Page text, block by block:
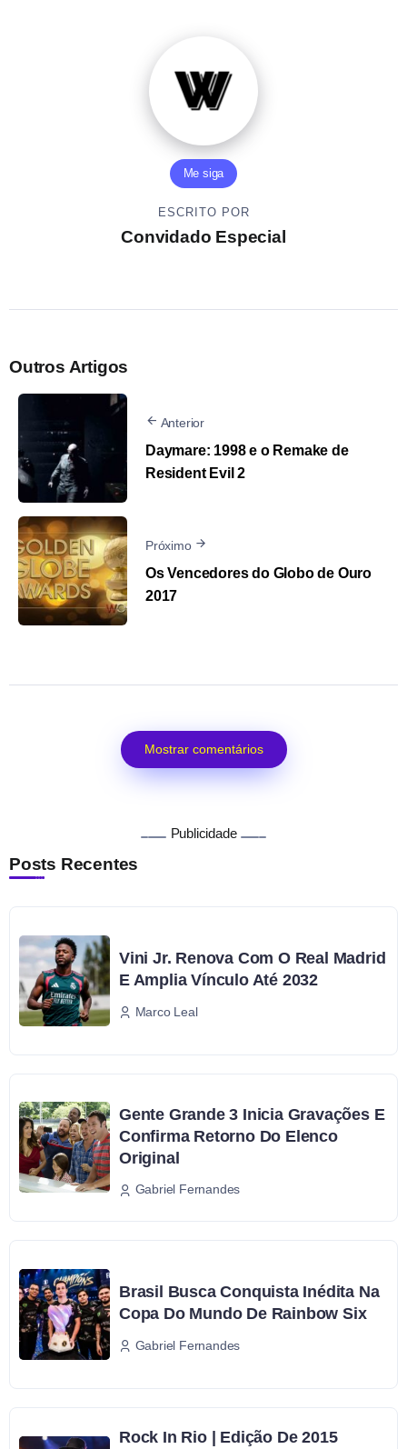
Me siga
ESCRITO POR
Convidado Especial
Outros Artigos
Anterior
Daymare: 1998 e o Remake de
Resident Evil 2
Próximo
Os Vencedores do Globo de Ouro
2017
Mostrar comentários
Publicidade
Posts Recentes
Vini Jr. Renova Com O Real Madrid
E Amplia Vínculo Até 2032
Marco Leal
Gente Grande 3 Inicia Gravações E
Confirma Retorno Do Elenco
Original
Gabriel Fernandes
Brasil Busca Conquista Inédita Na
Copa Do Mundo De Rainbow Six
Gabriel Fernandes
Rock In Rio | Edição De 2015